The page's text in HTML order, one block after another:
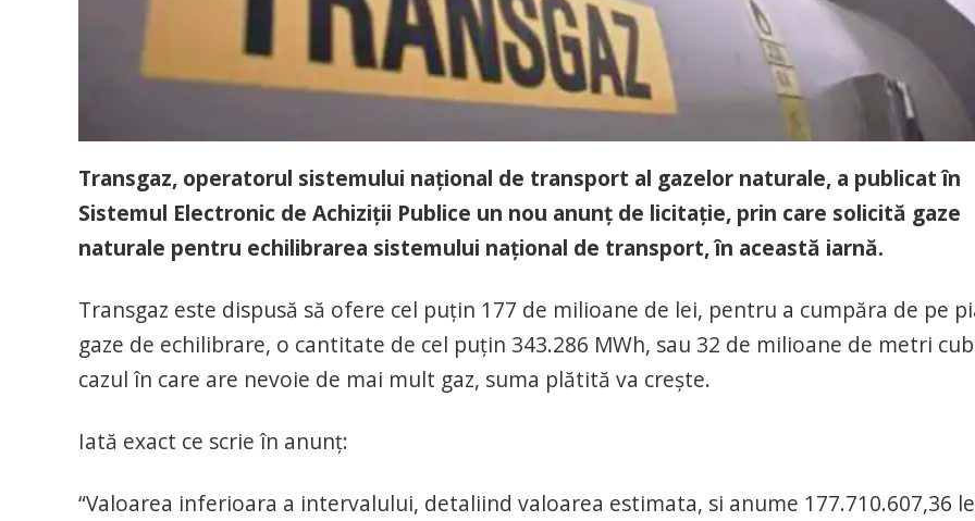
Transgaz, operatorul sistemului național de transport al gazelor naturale, a publicat în
Sistemul Electronic de Achiziții Publice un nou anunț de licitație, prin care solicită gaze
naturale pentru echilibrarea sistemului național de transport, în această iarnă.
Transgaz este dispusă să ofere cel puțin 177 de milioane de lei, pentru a cumpăra de pe
gaze de echilibrare, o cantitate de cel puțin 343.286 MWh, sau 32 de milioane de metri
cazul în care are nevoie de mai mult gaz, suma plătită va crește.
Iată exact ce scrie în anunț:
“Valoarea inferioara a intervalului, detaliind valoarea estimata, si anume 177.710.607,36